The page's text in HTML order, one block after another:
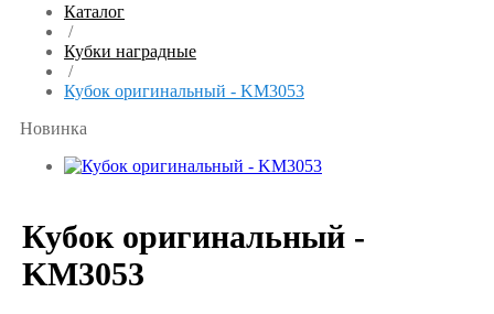
Каталог
/
Кубки наградные
/
Кубок оригинальный - KM3053
Новинка
Кубок оригинальный -
KM3053